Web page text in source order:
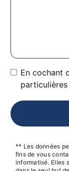
En cochant
** Les données
fins de vous
informatisé. Elles